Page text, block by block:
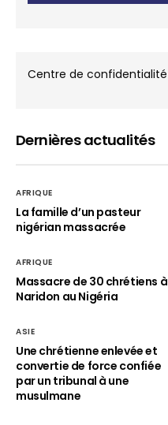
Centre de confidentialité
Dernières actualités
AFRIQUE
La famille d’un pasteur
nigérian massacrée
AFRIQUE
Massacre de 30 chrétiens à
Naridon au Nigéria
ASIE
Une chrétienne enlevée et
convertie de force confiée
par un tribunal à une
musulmane